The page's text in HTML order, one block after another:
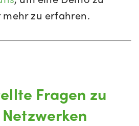
zu erfahren.
Fragen zu